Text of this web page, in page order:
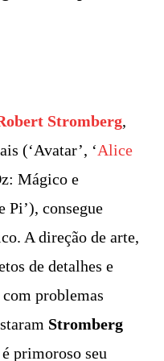
Stromberg,
(‘Avatar’, ‘Alice
Mágico e
Pi’), consegue
A direção de arte,
de detalhes e
problemas
Stromberg
primoroso seu